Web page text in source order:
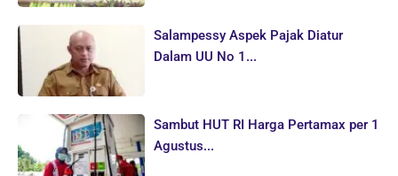
Salampessy Aspek Pajak Diatur
Dalam UU No 1...
Sambut HUT RI Harga Pertamax per 1
Agustus...